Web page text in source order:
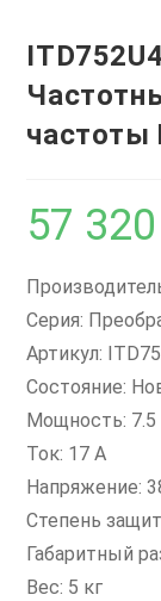
57 320
Серия:
Артикул:
Состояние:
Мощность: 7.5
Ток: 17 А
Напряжение:
Степень
Габаритный
Вес: 5 кг